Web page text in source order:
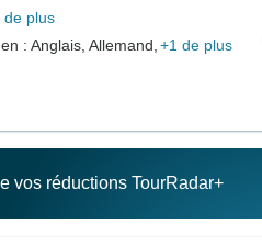
de plus
: Anglais, Allemand, +1 de plus
vos réductions TourRadar+